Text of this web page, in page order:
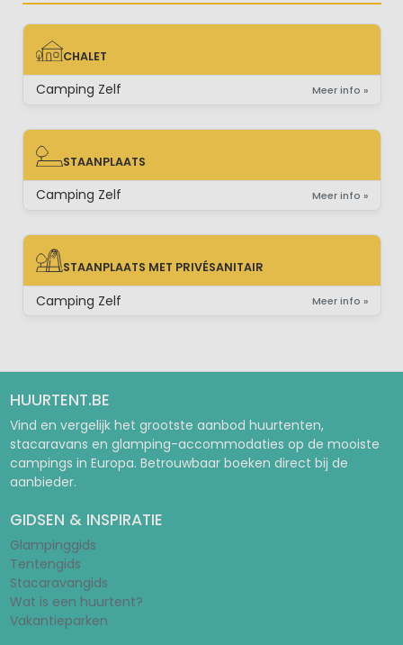
CHALET
CHALET
Camping Zelf Meer info »
STAANPLAATS
STAANPLAATS
Camping Zelf Meer info »
STAANPLAATS MET PRIVÉSANITAIR
STAANPLAATS MET PRIVÉSANITAIR
Camping Zelf Meer info »
HUURTENT.BE
Vind en vergelijk het grootste aanbod huurtenten,
stacaravans en glamping-accommodaties op de mooiste
campings in Europa. Betrouwbaar boeken direct bij de
aanbieder.
GIDSEN & INSPIRATIE
Glampinggids
Tentengids
Stacaravangids
Wat is een huurtent?
Vakantieparken